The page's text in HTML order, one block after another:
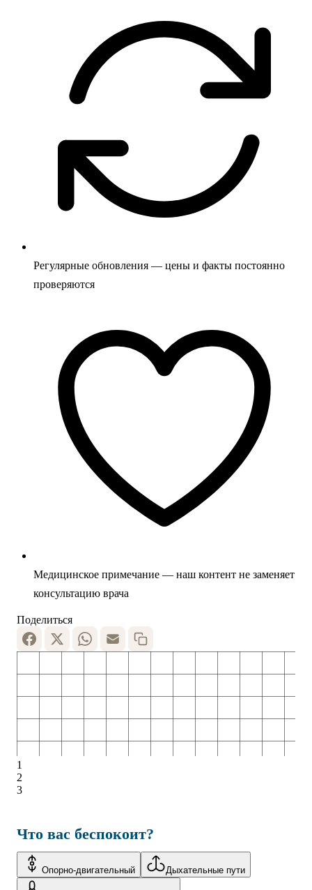
Регулярные обновления — цены и факты постоянно
проверяются
Медицинское примечание — наш контент не заменяет
консультацию врача
Поделиться
1
2
3
Что вас беспокоит?
Опорно-двигательный Дыхательные пути